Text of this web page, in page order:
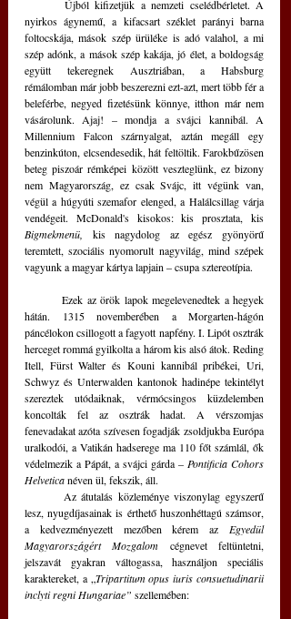
nyirkos ágynemű, a kifacsart széklet parányi barna
foltocskája, mások szép ürüléke is adó valahol, a mi
szép adónk, a mások szép kakája, jó élet, a boldogság
együtt tekeregnek Ausztriában, a Habsburg
rémálomban már jobb beszerezni ezt-azt, mert több fér a
beleférbe, negyed fizetésünk könnye, itthon már nem
vásárolunk. Ajaj! – mondja a svájci kannibál. A
Millennium Falcon szárnyalgat, aztán megáll egy
benzinkúton, elcsendesedik, hát feltöltik. Farokbűzösen
beteg piszoár rémképei között veszteglünk, ez bizony
nem Magyarország, ez csak Svájc, itt végünk van,
végül a húgyúti szemafor elenged, a Halálcsillag várja
Bigmekmenü, kis nagydolog az egész gyönyörű
teremtett, szociális nyomorult nagyvilág, mind szépek
vagyunk a magyar kártya lapjain – csupa sztereotípia.
	Ezek az örök lapok megelevenedtek a hegyek
hátán. 1315 novemberében a Morgarten-hágón
páncélokon csillogott a fagyott napfény. I. Lipót osztrák
herceget rommá gyilkolta a három kis alsó átok. Reding
Itell, Fürst Walter és Kouni kannibál pribékei, Uri,
Schwyz és Unterwalden kantonok hadinépe tekintélyt
szereztek utódaiknak, vérmócsingos küzdelemben
koncolták fel az osztrák hadat. A vérszomjas
fenevadakat azóta szívesen fogadják zsoldjukba Európa
uralkodói, a Vatikán hadserege ma 110 főt számlál, ők
védelmezik a Pápát, a svájci gárda – Pontificia Cohors
Helvetica néven ül, fekszik, áll.
lesz, nyugdíjasainak is érthető huszonhéttagú számsor,
a kedvezményezett mezőben kérem az Egyedül
Magyarországért Mozgalom cégnevet feltüntetni,
jelszavát gyakran váltogassa, használjon speciális
karaktereket, a „Tripartitum opus iuris consuetudinarii
inclyti regni Hungariae” szellemében: